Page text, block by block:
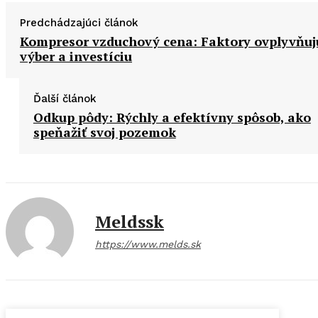
Predchádzajúci článok
Kompresor vzduchový cena: Faktory
výber a investíciu
Ďalší článok
Odkup pôdy: Rýchly a efektívny spôsob, ako
speňažiť svoj pozemok
Meldssk
https://www.melds.sk